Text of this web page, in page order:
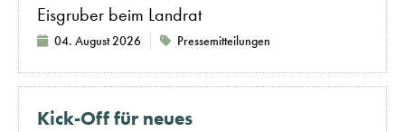
Eisgruber beim Landrat
04. August 2026 Pressemitteilungen
Kick-Off für neues